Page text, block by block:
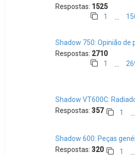
Respostas: 1525
1
Shadow 750: Opinião de
Respostas: 2710
1
Shadow VT600C:
Respostas:357 1
Shadow 600: Peças
Respostas:320 1